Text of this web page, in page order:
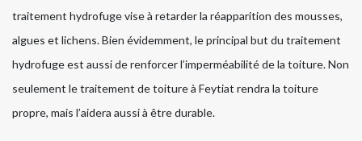
traitement hydrofuge vise à retarder la réapparition des mousses,
algues et lichens. Bien évidemment, le principal but du traitement
hydrofuge est aussi de renforcer l’imperméabilité de la toiture. Non
seulement le traitement de toiture à Feytiat rendra la toiture
propre, mais l’aidera aussi à être durable.